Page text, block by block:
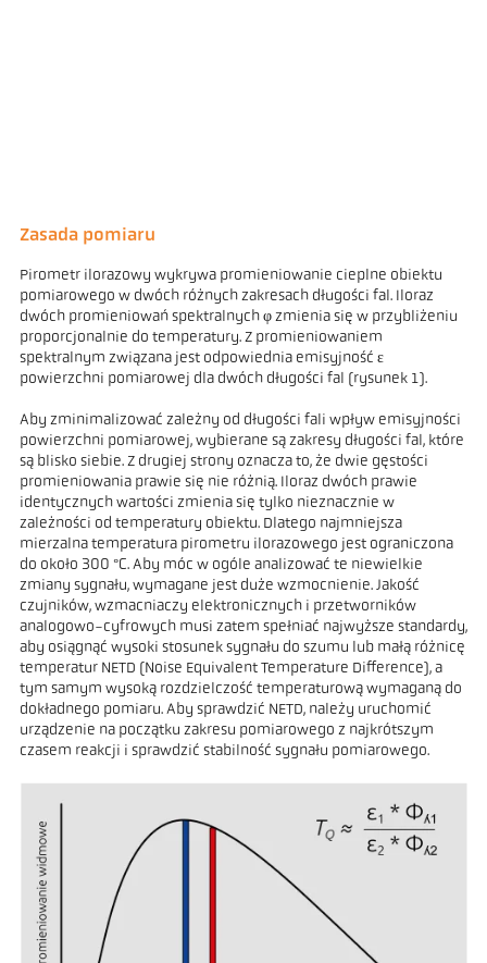
Zasada pomiaru
Pirometr ilorazowy wykrywa promieniowanie cieplne obiektu
pomiarowego w dwóch różnych zakresach długości fal. Iloraz
dwóch promieniowań spektralnych φ zmienia się w przybliżeniu
proporcjonalnie do temperatury. Z promieniowaniem
spektralnym związana jest odpowiednia emisyjność ε
powierzchni pomiarowej dla dwóch długości fal (rysunek 1).
Aby zminimalizować zależny od długości fali wpływ emisyjności
powierzchni pomiarowej, wybierane są zakresy długości fal, które
są blisko siebie. Z drugiej strony oznacza to, że dwie gęstości
promieniowania prawie się nie różnią. Iloraz dwóch prawie
identycznych wartości zmienia się tylko nieznacznie w
zależności od temperatury obiektu. Dlatego najmniejsza
mierzalna temperatura pirometru ilorazowego jest ograniczona
do około 300 °C. Aby móc w ogóle analizować te niewielkie
zmiany sygnału, wymagane jest duże wzmocnienie. Jakość
czujników, wzmacniaczy elektronicznych i przetworników
analogowo-cyfrowych musi zatem spełniać najwyższe standardy,
aby osiągnąć wysoki stosunek sygnału do szumu lub małą różnicę
temperatur NETD (Noise Equivalent Temperature Difference), a
tym samym wysoką rozdzielczość temperaturową wymaganą do
dokładnego pomiaru. Aby sprawdzić NETD, należy uruchomić
urządzenie na początku zakresu pomiarowego z najkrótszym
czasem reakcji i sprawdzić stabilność sygnału pomiarowego.